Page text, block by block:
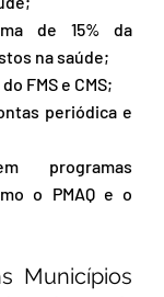
de 15% da
na saúde;
FMS e CMS;
periódica e
programas
o PMAQ e o
Municípios